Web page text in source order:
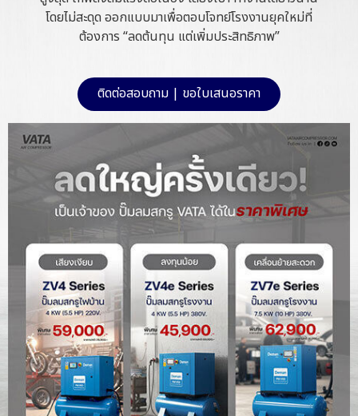
โดยไม่สะดุด ออกแบบมาเพื่อตอบโจทย์โรงงานยุคใหม่ที่
ต้องการ “ลดต้นทุน แต่เพิ่มประสิทธิภาพ”
ติดต่อสอบถาม | ขอใบเสนอราคา